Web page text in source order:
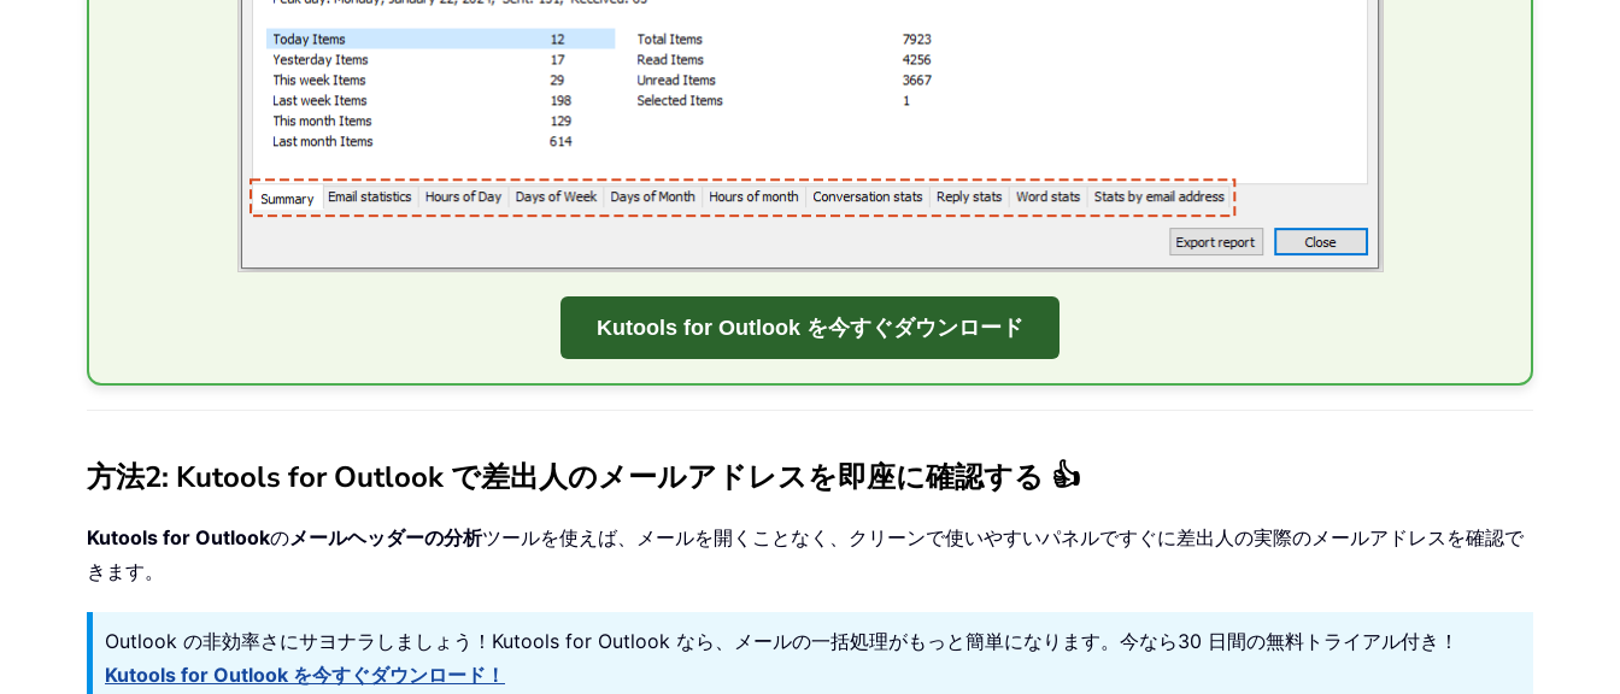
Kutools for Outlook を今すぐダウンロード
方法2: Kutools for Outlook で差出人のメールアドレスを即座に確認する 👍
Kutools for Outlookのメールヘッダーの分析ツールを使えば、メールを開くことなく、クリーンで使いやすいパネルですぐに差出人の実際のメールアドレスを確認で
きます。
Outlook の非効率さにサヨナラしましょう！Kutools for Outlook なら、メールの一括処理がもっと簡単になります。今なら30 日間の無料トライアル付き！
Kutools for Outlook を今すぐダウンロード！